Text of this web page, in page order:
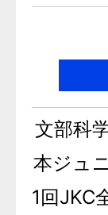
文部科
本ジュ
1回JKC